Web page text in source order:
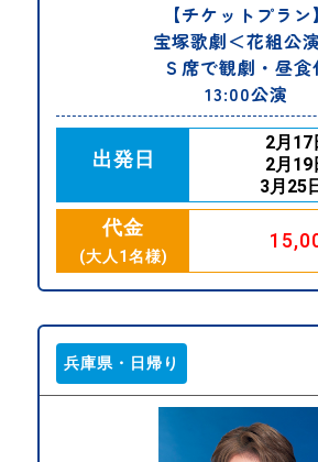
【チケットプラン】
宝塚歌劇＜花組公
Ｓ席で観劇・昼食
13:00公演
出発日
2月17
2月19
3月25
代金
(大人1名様)
兵庫県・日帰り